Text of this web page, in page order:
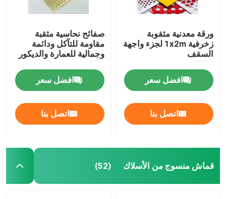
حصيرة السحب
الشبكة المقوية للأنابيب
ورقة معدنية مثقوبة
زخرفية 1x2m لجزء واجهة
السقف
افضل سعر
اتصل بنا
صفائح نحاسية مثقبة
مقاومة للتآكل ودائمة
وجمالية للعمارة والديكور
افضل سعر
اتصل بنا
قماش منسوج من الأسلاك (52)